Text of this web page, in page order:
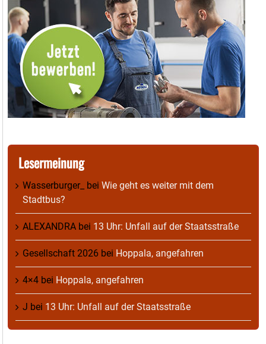
Lesermeinung
Wasserburger_ bei Wie geht es weiter mit dem
Stadtbus?
ALEXANDRA bei 13 Uhr: Unfall auf der Staatsstraße
Gesellschaft 2026 bei Hoppala, angefahren
4×4 bei Hoppala, angefahren
J bei 13 Uhr: Unfall auf der Staatsstraße